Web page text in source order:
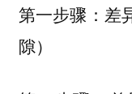
第一步骤：差
隙）